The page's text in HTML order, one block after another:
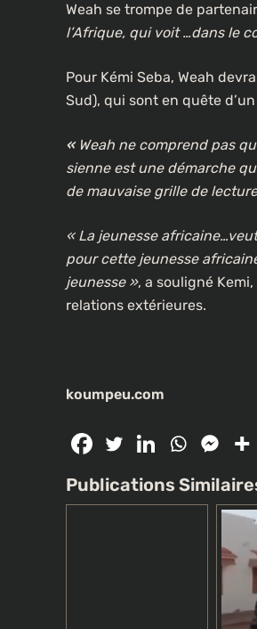
Weah se trompe de
l’Afrique, qui voit …dans le
Pour Kémi Seba, Weah
Sud), qui sont en quête
« Weah ne comprend pas
sienne est une démarche
de mauvaise grille de
« La jeunesse
pour cette jeunesse
jeunesse », a souligné
relations extérieures.
koumpeu.com
Publications
CULTURE
Un
les rues